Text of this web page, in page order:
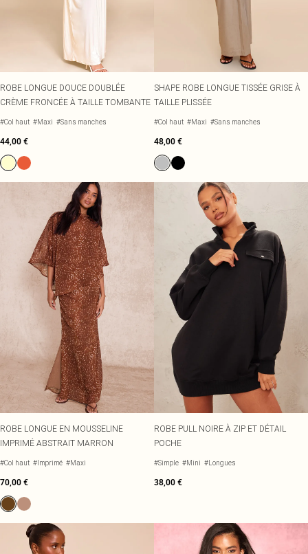
ROBE LONGUE DOUCE DOUBLÉE
CRÈME FRONCÉE À TAILLE TOMBANTE
#Col haut #Maxi #Sans manches
44,00 €
SHAPE ROBE LONGUE TISSÉE GRISE À
TAILLE PLISSÉE
#Col haut #Maxi #Sans manches
48,00 €
ROBE LONGUE EN MOUSSELINE
IMPRIMÉ ABSTRAIT MARRON
#Col haut #Imprimé #Maxi
70,00 €
ROBE PULL NOIRE À ZIP ET DÉTAIL
POCHE
#Simple #Mini #Longues
38,00 €